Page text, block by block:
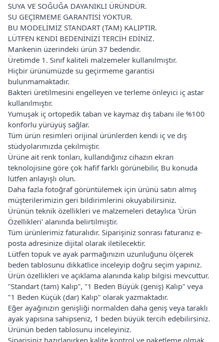
SUYA VE SOĞUĞA DAYANIKLI ÜRÜNDÜR.
SU GEÇİRMEME GARANTİSİ YOKTUR.
BU MODELİMİZ STANDART (TAM) KALIPTIR.
LÜTFEN KENDİ BEDENİNİZİ TERCİH EDİNİZ.
Mankenin üzerindeki ürün 37 bedendir.
Üretimde 1. Sınıf kaliteli malzemeler kullanılmıştır.
Hiçbir ürünümüzde su geçirmeme garantisi
bulunmamaktadır.
Bakteri üretilmesini engelleyen ve terleme önleyici iç astar
kullanılmıştır.
Yumuşak iç ortopedik taban ve kaymaz dış tabanı ile %100
konforlu yürüyüş sağlar.
Tüm ürün resimleri orijinal ürünlerden kendi iç ve dış
stüdyolarımızda çekilmiştir.
Ürüne ait renk tonları, kullandığınız cihazın ekran
teknolojisine göre çok hafif farklı görünebilir, Bu konuda
lütfen anlayışlı olun.
Daha fazla fotoğraf görüntülemek için ürünü satın almış
müşterilerimizin geri bildirimlerini okuyabilirsiniz.
Ürünün teknik özellikleri ve malzemeleri detaylıca 'Ürün
Özellikleri' alanında belirtilmiştir.
Tüm ürünlerimiz faturalıdır. Siparişiniz sonrası faturanız e-
posta adresinize dijital olarak iletilecektir.
Lütfen topuk ve ayak parmağınızın uzunluğunu ölçerek
beden tablosunu dikkatlice inceleyip doğru seçim yapınız.
Ürün özellikleri ve açıklama alanında kalıp bilgisi mevcuttur.
"Standart (tam) Kalıp", "1 Beden Büyük (geniş) Kalıp" veya
"1 Beden Küçük (dar) Kalıp" olarak yazmaktadır.
Eğer ayağınızın genişliği normalden daha geniş veya taraklı
ayak yapısına sahipseniz, 1 beden büyük tercih edebilirsiniz.
Ürünün beden tablosunu inceleyiniz.
Siparişiniz hazırlanırken kalite kontrol ve paketleme olmak